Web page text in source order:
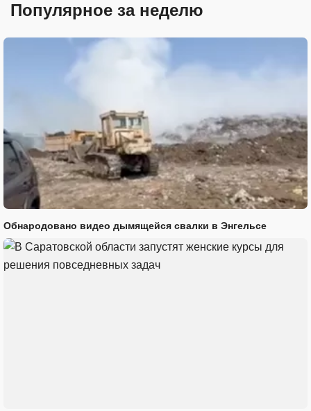
Популярное за неделю
Обнародовано видео дымящейся свалки в Энгельсе